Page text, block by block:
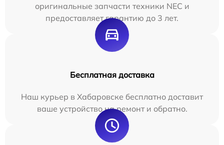
оригинальные запчасти техники NEC и
предоставляет гарантию до 3 лет.
Бесплатная доставка
Наш курьер в Хабаровске бесплатно доставит
ваше устройство на ремонт и обратно.